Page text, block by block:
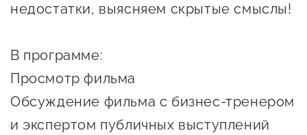
Поддержка креативного и
технологического
предпринимательства
Поддержка социальных
предпринимателей
недостатки, выясняем скрытые смыслы!
В программе:
Просмотр фильма
Обсуждение фильма с бизнес-тренером
и экспертом публичных выступлений